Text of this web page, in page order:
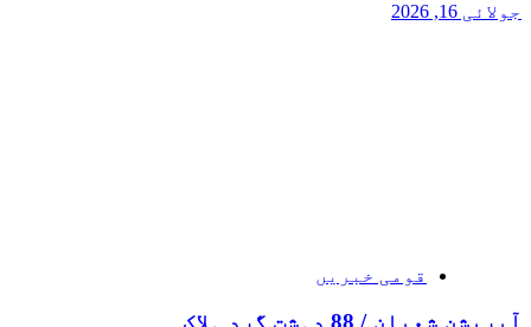
جولائی 16, 2026
قومی خبریں
آپریشن شعبان / 88 دہشت گرد ہلاک